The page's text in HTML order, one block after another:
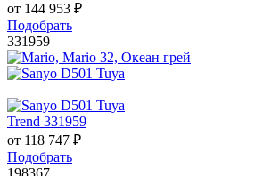
от 144 953 ₽
Подобрать
331959
Trend 331959
от 118 747 ₽
Подобрать
198367